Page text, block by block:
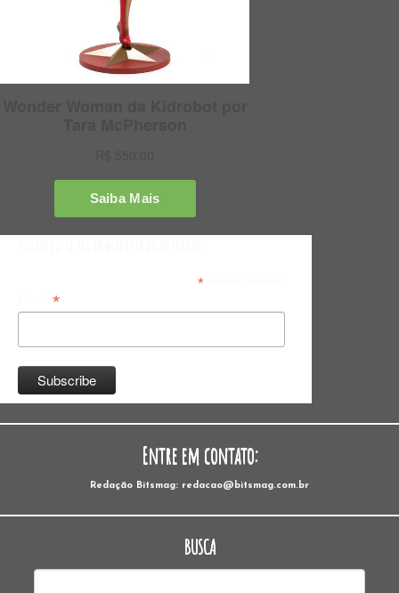
*indicates required
*
Entre em contato:
Redação Bitsmag: redacao@bitsmag.com.br
BUSCA